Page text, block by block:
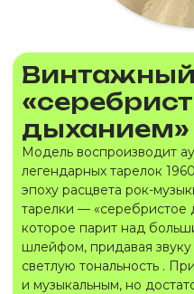
Винтажный
дыханием»
Модель воспроизводит
легендарных тарелок
эпоху расцвета рок-
тарелки — «серебристое
которое парит над
шлейфом, придавая
светлую тональность .
и музыкальным, но